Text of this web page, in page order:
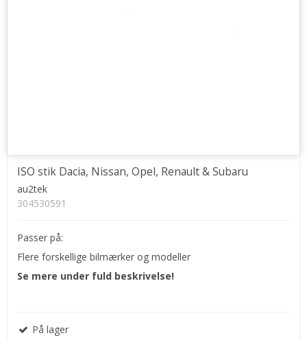
ISO stik Dacia, Nissan, Opel, Renault & Subaru
au2tek
304530591
Passer på:
Flere forskellige bilmærker og modeller
Se mere under fuld beskrivelse!
På lager